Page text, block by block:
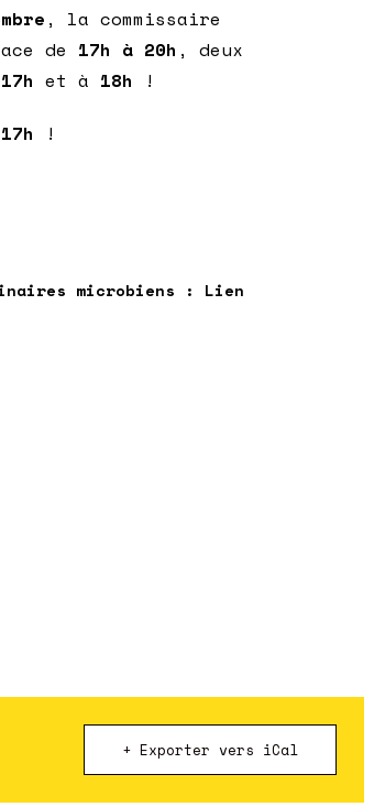
, la commissaire
de 17h à 20h , deux
17h et à 18h !
!
microbiens :
Lien
+ Exporter vers iCal